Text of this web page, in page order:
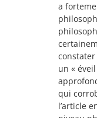
a
un «
qui
l’article